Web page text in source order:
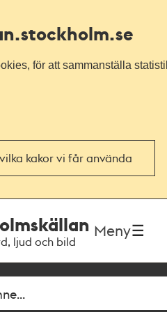
.stockholm.se
för att sammanställa
kakor vi får använda
ljud och bild
Meny